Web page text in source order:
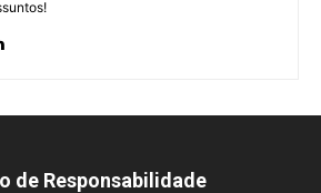
de Responsabilidade